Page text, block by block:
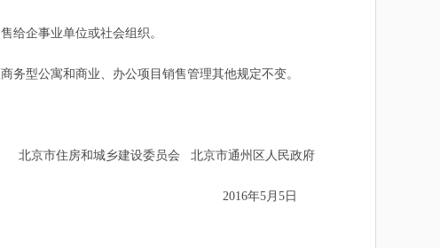
企事业单位或社会组织。
型公寓和商业、办公项目销售管理其他规定不变。
北京市住房和城乡建设委员会 北京市通州区人民政府
2016年5月5日